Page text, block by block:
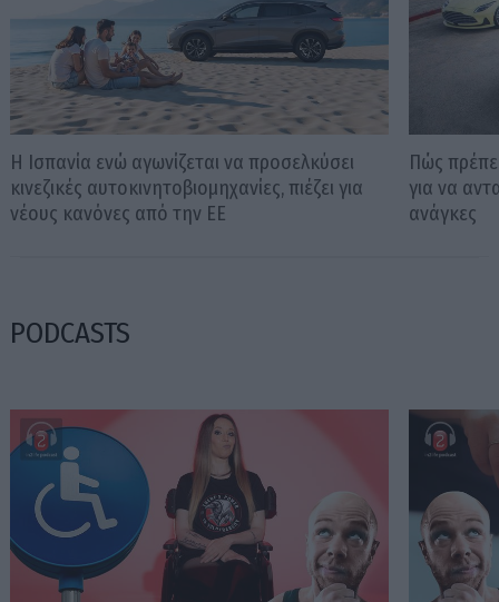
Η Ισπανία ενώ αγωνίζεται να προσελκύσει
κινεζικές αυτοκινητοβιομηχανίες, πιέζει για
νέους κανόνες από την ΕΕ
Πώς
για να
ανάγκες
PODCASTS